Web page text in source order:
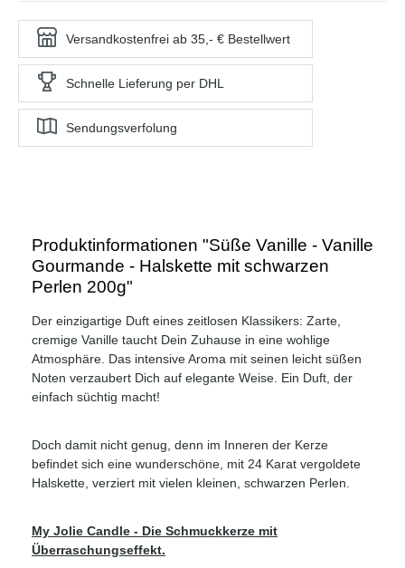
Versandkostenfrei ab 35,- € Bestellwert
Schnelle Lieferung per DHL
Sendungsverfolung
Produktinformationen "Süße Vanille - Vanille
Gourmande - Halskette mit schwarzen
Perlen 200g"
Der einzigartige Duft eines zeitlosen Klassikers: Zarte,
cremige Vanille taucht Dein Zuhause in eine wohlige
Atmosphäre. Das intensive Aroma mit seinen leicht süßen
Noten verzaubert Dich auf elegante Weise. Ein Duft, der
einfach süchtig macht!
Doch damit nicht genug, denn im Inneren der Kerze
befindet sich eine wunderschöne, mit 24 Karat vergoldete
Halskette, verziert mit vielen kleinen, schwarzen Perlen.
My Jolie Candle - Die Schmuckkerze mit
Überraschungseffekt.